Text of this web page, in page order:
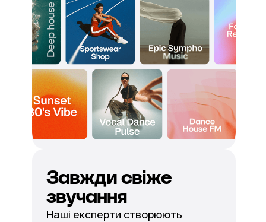
Завжди свіже
звучання
Наші експерти створюють